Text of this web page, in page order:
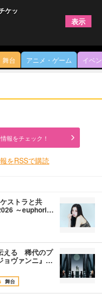
舞台 アニメ・ゲーム イベ
報をチェック！
をRSSで購読
ストラと共
～euphori…
える 稀代のプ
ョヴァンニ』…
舞台
ケッ
表示